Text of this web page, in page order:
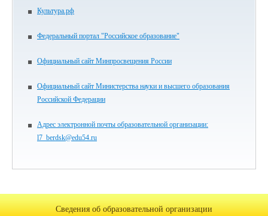
Культура.рф
Федеральный портал "Российское образование"
Официальный сайт Минпросвещения России
Официальный сайт Министерства науки и высшего образования
Российской Федерации
Адрес электронной почты образовательной организации:
l7_berdsk@edu54.ru
Сведения об образовательной организации